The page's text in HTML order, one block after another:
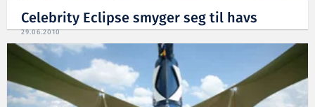
Celebrity Eclipse smyger seg til havs
29.06.2010